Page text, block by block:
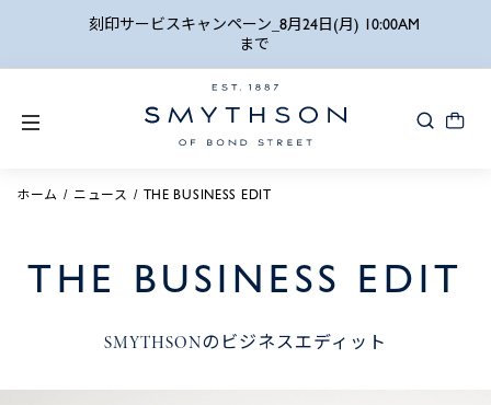
刻印サービスキャンペーン_8月24日(月) 10:00AM
まで
ホーム ニュース THE BUSINESS EDIT
THE BUSINESS EDIT
SMYTHSONのビジネスエディット